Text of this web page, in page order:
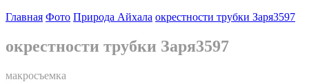
Главная Фото Природа Айхала окрестности трубки Заря3597
окрестности трубки Заря3597
макросъемка